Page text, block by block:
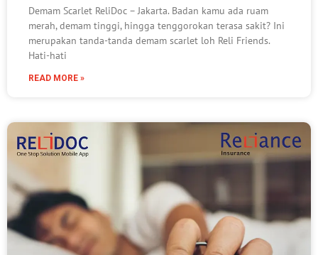
Demam Scarlet ReliDoc – Jakarta. Badan kamu ada ruam
merah, demam tinggi, hingga tenggorokan terasa sakit? Ini
merupakan tanda-tanda demam scarlet loh Reli Friends.
Hati-hati
READ MORE »